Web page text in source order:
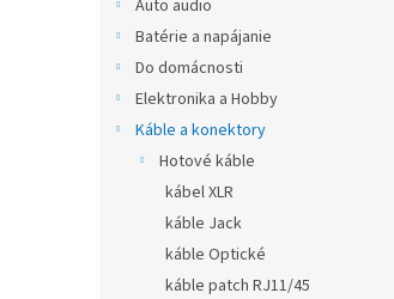
Auto audio
Batérie a napájanie
Do domácnosti
Elektronika a Hobby
Káble a konektory
Hotové káble
kábel XLR
káble Jack
káble Optické
káble patch RJ11/45